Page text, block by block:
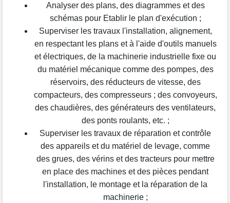
Analyser des plans, des diagrammes et des
schémas pour Etablir le plan d'exécution ;
Superviser les travaux l'installation, alignement,
en respectant les plans et à l'aide d'outils manuels
et électriques, de la machinerie industrielle fixe ou
du matériel mécanique comme des pompes, des
réservoirs, des réducteurs de vitesse, des
compacteurs, des compresseurs ; des convoyeurs,
des chaudières, des générateurs des ventilateurs,
des ponts roulants, etc. ;
Superviser les travaux de réparation et contrôle
des appareils et du matériel de levage, comme
des grues, des vérins et des tracteurs pour mettre
en place des machines et des pièces pendant
l'installation, le montage et la réparation de la
machinerie ;